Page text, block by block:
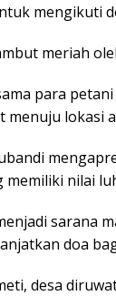
mengikuti
meriah
para
lokasi
memiliki nilai
sarana
doa
desa